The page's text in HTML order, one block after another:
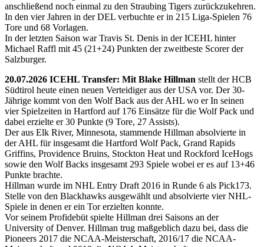
anschließend noch einmal zu den Straubing Tigers zurückzukehren.
In den vier Jahren in der DEL verbuchte er in 215 Liga-Spielen 76
Tore und 68 Vorlagen.
In der letzten Saison war Travis St. Denis in der ICEHL hinter
Michael Raffl mit 45 (21+24) Punkten der zweitbeste Scorer der
Salzburger.
20.07.2026 ICEHL Transfer: Mit Blake Hillman stellt der HCB
Südtirol heute einen neuen Verteidiger aus der USA vor. Der 30-
Jährige kommt von den Wolf Back aus der AHL wo er In seinen
vier Spielzeiten in Hartford auf 176 Einsätze für die Wolf Pack und
dabei erzielte er 30 Punkte (9 Tore, 27 Assists).
Der aus Elk River, Minnesota, stammende Hillman absolvierte in
der AHL für insgesamt die Hartford Wolf Pack, Grand Rapids
Griffins, Providence Bruins, Stockton Heat und Rockford IceHogs
sowie den Wolf Backs insgesamt 293 Spiele wobei er es auf 13+46
Punkte brachte.
Hillman wurde im NHL Entry Draft 2016 in Runde 6 als Pick173.
Stelle von den Blackhawks ausgewählt und absolvierte vier NHL-
Spiele in denen er ein Tor erzielten konnte.
Vor seinem Profidebüt spielte Hillman drei Saisons an der
University of Denver. Hillman trug maßgeblich dazu bei, dass die
Pioneers 2017 die NCAA-Meisterschaft, 2016/17 die NCAA-